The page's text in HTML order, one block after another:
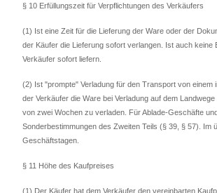
§ 10 Erfüllungszeit für Verpflichtungen des Verkäufers
(1) Ist eine Zeit für die Lieferung der Ware oder der
der Käufer die Lieferung sofort verlangen. Ist auch
Verkäufer sofort liefern.
(2) Ist "prompte" Verladung für den Transport von
der Verkäufer die Ware bei Verladung auf dem
von zwei Wochen zu verladen. Für Ablade-Geschäfte
Sonderbestimmungen des Zweiten Teils (§ 39, § 57).
Geschäftstagen.
§ 11 Höhe des Kaufpreises
(1) Der Käufer hat dem Verkäufer den vereinbarten